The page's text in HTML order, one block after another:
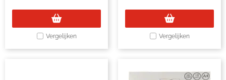
Vergelijken Vergelijken